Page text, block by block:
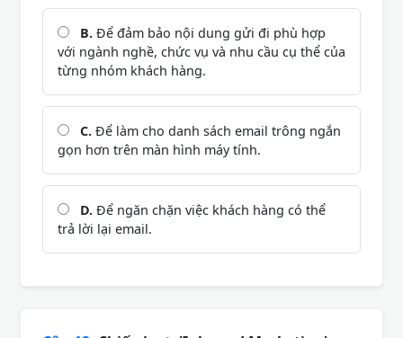
B. Để đảm bảo nội dung gửi đi phù hợp
với ngành nghề, chức vụ và nhu cầu cụ thể của
từng nhóm khách hàng.
C. Để làm cho danh sách email trông ngắn
gọn hơn trên màn hình máy tính.
D. Để ngăn chặn việc khách hàng có thể
trả lời lại email.